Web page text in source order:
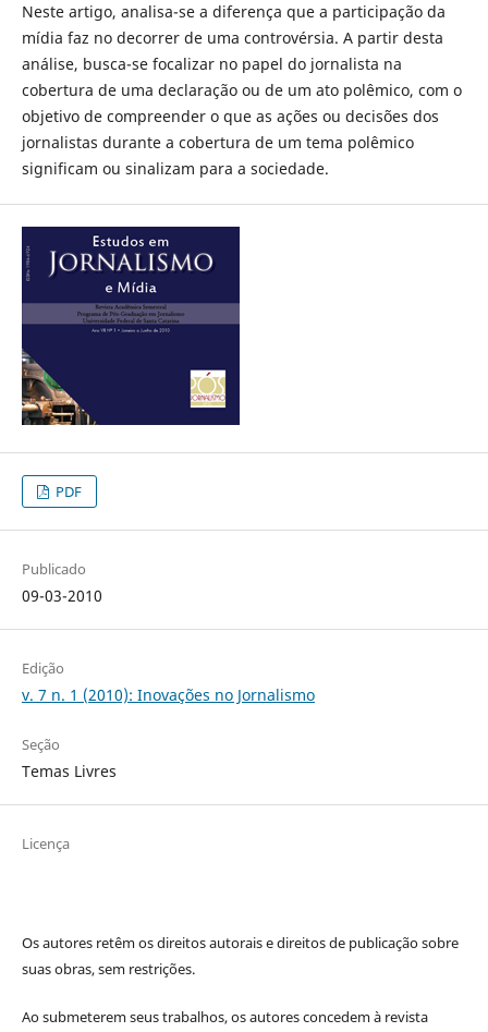
Neste artigo, analisa-se a diferença que a participação da
mídia faz no decorrer de uma controvérsia. A partir desta
análise, busca-se focalizar no papel do jornalista na
cobertura de uma declaração ou de um ato polêmico, com o
objetivo de compreender o que as ações ou decisões dos
jornalistas durante a cobertura de um tema polêmico
significam ou sinalizam para a sociedade.
PDF
Publicado
09-03-2010
Edição
v. 7 n. 1 (2010): Inovações no Jornalismo
Seção
Temas Livres
Licença
Os autores retêm os direitos autorais e direitos de publicação sobre
suas obras, sem restrições.
Ao submeterem seus trabalhos, os autores concedem à revista